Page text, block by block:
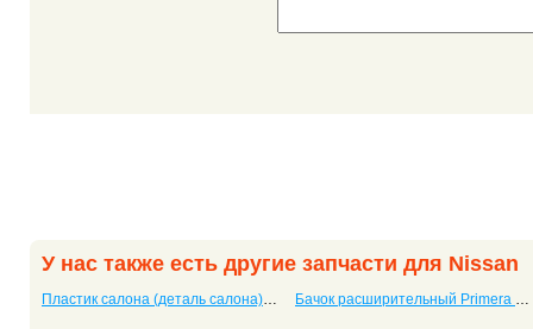
У нас также есть другие запчасти для Nissan
Пластик салона (деталь салона) Note Бачок расширительный Primera P12